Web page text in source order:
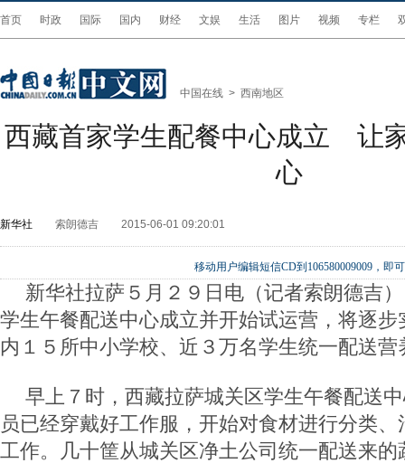
首页 时政 国际 国内 财经 文娱 生活 图片 视频 专栏
中国在线 > 西南地区
西藏首家学生配餐中心成立 让
心
新华社 索朗德吉 2015-06-01 09:20:01
移动用户编辑短信CD到106580009009，即
新华社拉萨５月２９日电（记者索朗德吉
学生午餐配送中心成立并开始试运营，将逐
内１５所中小学校、近３万名学生统一配送营
早上７时，西藏拉萨城关区学生午餐配送
员已经穿戴好工作服，开始对食材进行分类
工作。几十筐从城关区净土公司统一配送来